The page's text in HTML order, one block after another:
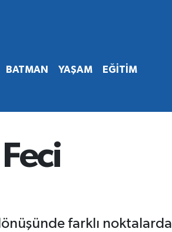
BATMAN YAŞAM EĞİTİM
farklı noktalarda